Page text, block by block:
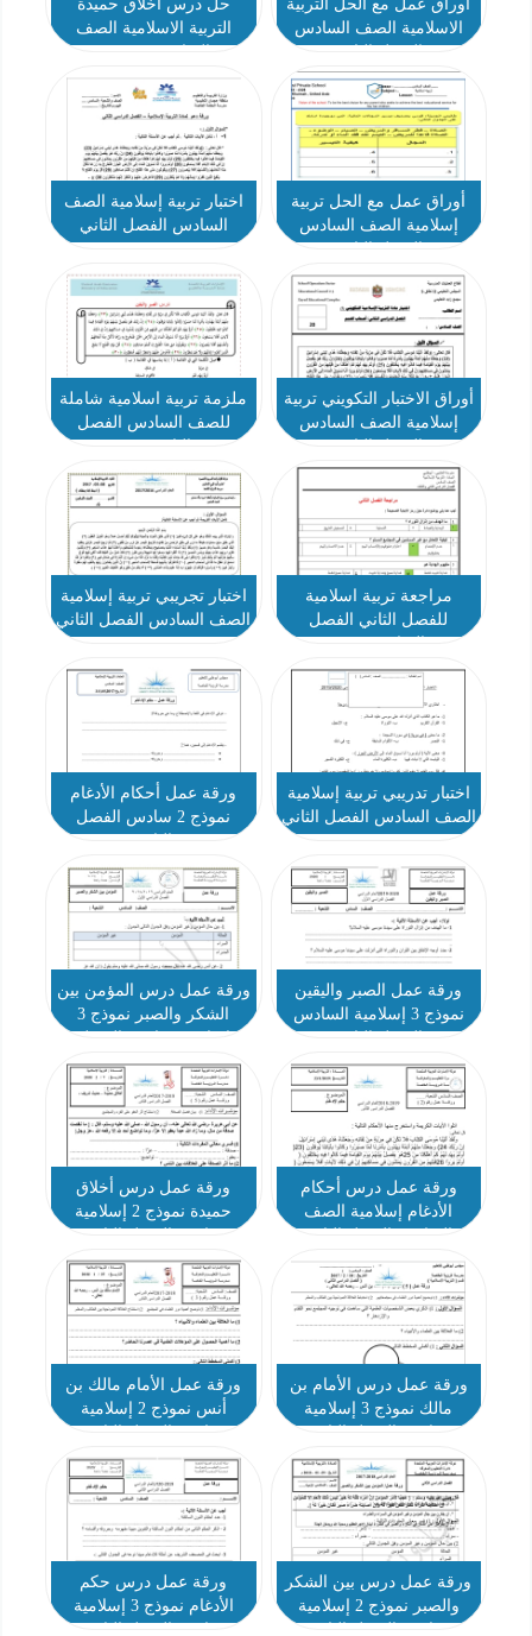
أوراق عمل مع الحل التربية
الاسلامية الصف السادس
حل درس أخلاق حميدة
التربية الاسلامية الصف
أوراق عمل مع الحل تربية
إسلامية الصف السادس
اختبار تربية إسلامية الصف
السادس الفصل الثاني
أوراق الاختبار التكويني تربية
إسلامية الصف السادس
ملزمة تربية اسلامية شاملة
للصف السادس الفصل
مراجعة تربية اسلامية
للفصل الثاني الفصل
اختبار تجريبي تربية إسلامية
الصف السادس الفصل الثاني
اختبار تدريبي تربية إسلامية
الصف السادس الفصل الثاني
ورقة عمل أحكام الأدغام
نموذج 2 سادس الفصل
ورقة عمل الصبر واليقين
نموذج 3 إسلامية السادس
ورقة عمل درس المؤمن بين
الشكر والصبر نموذج 3
الثاني
ورقة عمل درس أحكام
الأدغام إسلامية الصف
ورقة عمل درس أخلاق
حميدة نموذج 2 إسلامية
ورقة عمل درس الأمام بن
مالك نموذج 3 إسلامية
ورقة عمل الأمام مالك بن
أنس نموذج 2 إسلامية
ورقة عمل درس بين الشكر
والصبر نموذج 2 إسلامية
ورقة عمل درس حكم
الأدغام نموذج 3 إسلامية